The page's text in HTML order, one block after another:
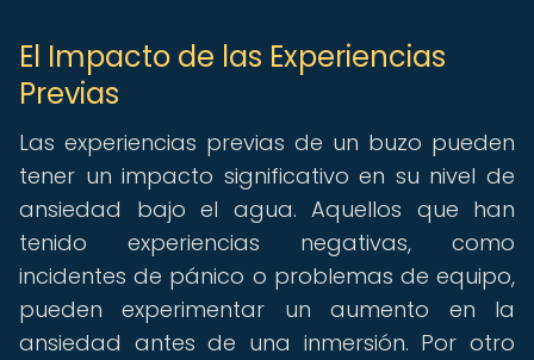
El Impacto de las Experiencias
Previas
Las experiencias previas de un buzo pueden
tener un impacto significativo en su nivel de
ansiedad bajo el agua. Aquellos que han
tenido experiencias negativas, como
incidentes de pánico o problemas de equipo,
pueden experimentar un aumento en la
ansiedad antes de una inmersión. Por otro